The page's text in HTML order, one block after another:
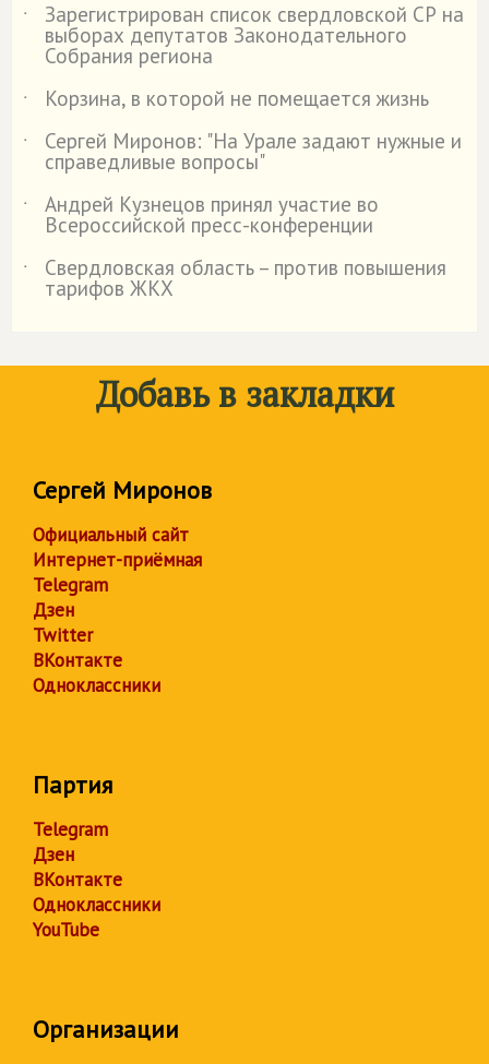
˙ Зарегистрирован список свердловской СР на
выборах депутатов Законодательного
Собрания региона
˙
Корзина, в которой не помещается жизнь
˙
Сергей Миронов: "На Урале задают нужные и
справедливые вопросы"
˙
Андрей Кузнецов принял участие во
Всероссийской пресс-конференции
˙
Свердловская область – против повышения
тарифов ЖКХ
Добавь в закладки
Сергей Миронов
Официальный сайт
Интернет-приёмная
Telegram
Дзен
Twitter
ВКонтакте
Одноклассники
Партия
Telegram
Дзен
ВКонтакте
Одноклассники
YouTube
Организации